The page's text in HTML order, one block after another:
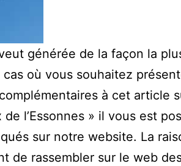
générée de la façon la
cas où vous souhaitez
à cet article
l’Essonnes » il vous est
sur notre website. La
de rassembler sur le web